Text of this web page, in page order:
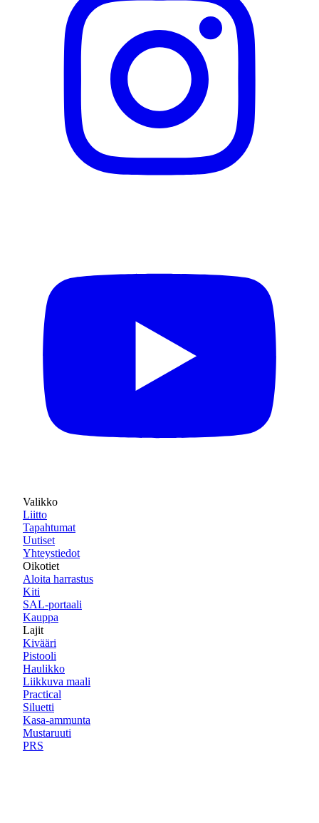
Valikko
Liitto
Tapahtumat
Uutiset
Yhteystiedot
Oikotiet
Aloita harrastus
Kiti
SAL-portaali
Kauppa
Lajit
Kivääri
Pistooli
Haulikko
Liikkuva maali
Practical
Siluetti
Kasa-ammunta
Mustaruuti
PRS